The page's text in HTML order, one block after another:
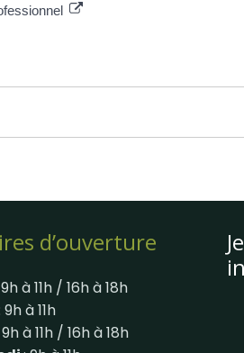
d’ouverture
à 11h / 16h à 18h
9h à 11h
à 11h / 16h à 18h